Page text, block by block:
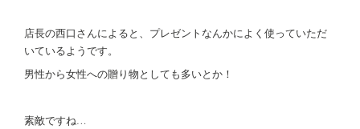
店長の西口さんによると、プレゼントなんかによく使っていただ
いているようです。
男性から女性への贈り物としても多いとか！
素敵ですね…